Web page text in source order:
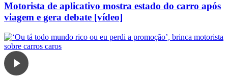
Motorista de aplicativo mostra estado do carro após
viagem e gera debate [vídeo]